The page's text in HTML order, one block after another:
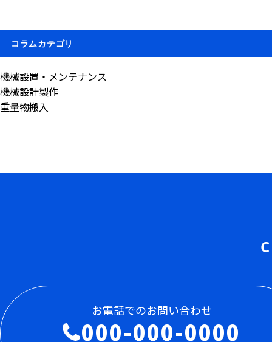
コラムカテゴリ
機械設置・メンテナンス
機械設計製作
重量物搬入
お電話でのお問い合わせ
000-000-0000